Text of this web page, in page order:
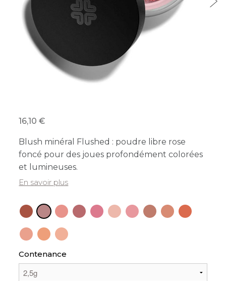
16,10
Blush minéral Flushed : poudre libre rose
foncé pour des joues profondément colorées
et lumineuses.
En savoir plus
Contenance